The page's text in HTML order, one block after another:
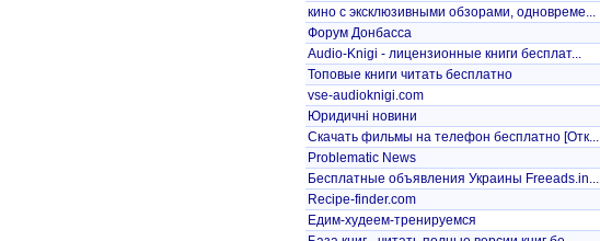
кино с эксклюзивными обзорами, одновреме...
Форум Донбасса
Audio-Knigi - лицензионные книги бесплат...
Топовые книги читать бесплатно
vse-audioknigi.com
Юридичні новини
Скачать фильмы на телефон бесплатно [Отк...
Problematic News
Бесплатные объявления Украины Freeads.in...
Recipe-finder.com
Едим-худеем-тренируемся